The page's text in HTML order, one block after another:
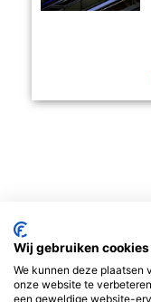
© 2016-2020 | Totaal
Wij gebruiken cookies
We kunnen deze plaatsen
onze website te
een geweldige website-